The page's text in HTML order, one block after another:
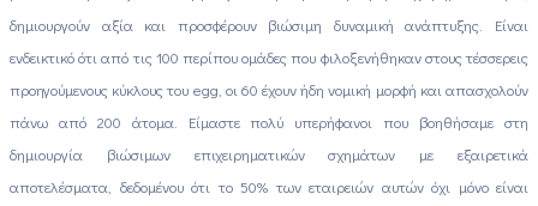
δημιουργούν αξία και προσφέρουν βιώσιμη δυναμική ανάπτυξης. Είναι
ενδεικτικό ότι από τις 100 περίπου ομάδες που φιλοξενήθηκαν στους τέσσερεις
προηγούμενους κύκλους του egg, οι 60 έχουν ήδη νομική μορφή και απασχολούν
πάνω από 200 άτομα. Είμαστε πολύ υπερήφανοι που βοηθήσαμε στη
δημιουργία βιώσιμων επιχειρηματικών σχημάτων με εξαιρετικά
αποτελέσματα, δεδομένου ότι το 50% των εταιρειών αυτών όχι μόνο είναι